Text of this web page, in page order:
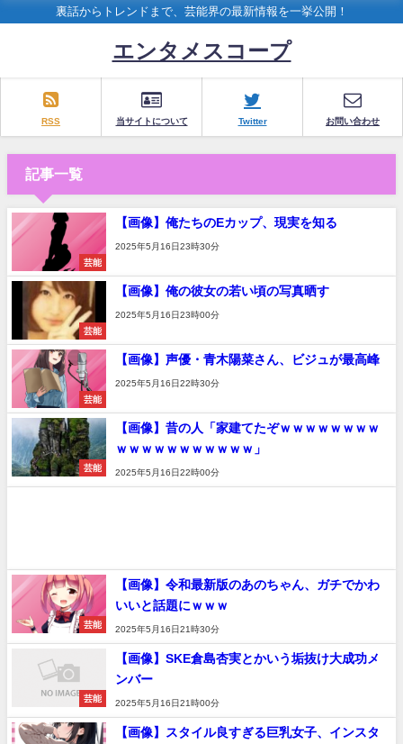
裏話からトレンドまで、芸能界の最新情報を一挙公開！
エンタメスコープ
RSS 当サイトについて Twitter お問い合わせ
記事一覧
芸能
【画像】俺たちのEカップ、現実を知る
2025年5月16日23時30分
芸能
【画像】俺の彼女の若い頃の写真晒す
2025年5月16日23時00分
芸能
【画像】声優・青木陽菜さん、ビジュが最高峰
2025年5月16日22時30分
芸能
【画像】昔の人「家建てたぞｗｗｗｗｗｗｗｗ
ｗｗｗｗｗｗｗｗｗｗｗ」
2025年5月16日22時00分
芸能
【画像】令和最新版のあのちゃん、ガチでかわ
いいと話題にｗｗｗ
2025年5月16日21時30分
芸能
【画像】SKE倉島杏実とかいう垢抜け大成功メ
ンバー
2025年5月16日21時00分
【画像】スタイル良すぎる巨乳女子、インスタ